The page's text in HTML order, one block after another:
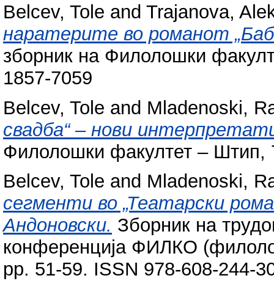
Belcev, Tole and Trajanova,
наратерите во романот
зборник на Филолошки
1857-7059
Belcev, Tole and Mladenoski,
свадба“ – нови
Филолошки факултет – Штип,
Belcev, Tole and Mladenoski,
сегменти во „Театарски
Андоновски. Зборник на
конференција ФИЛКО
pp. 51-59. ISSN 978-608-244-